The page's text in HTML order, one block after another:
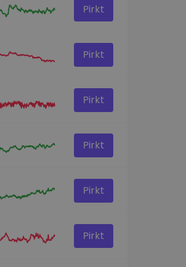
Pirkt
Pirkt
Pirkt
Pirkt
Pirkt
Pirkt